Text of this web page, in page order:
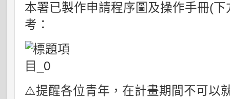
本署已製作申請程序圖及操作手冊(
考：
⚠️提醒各位青年，在計畫期間不可以